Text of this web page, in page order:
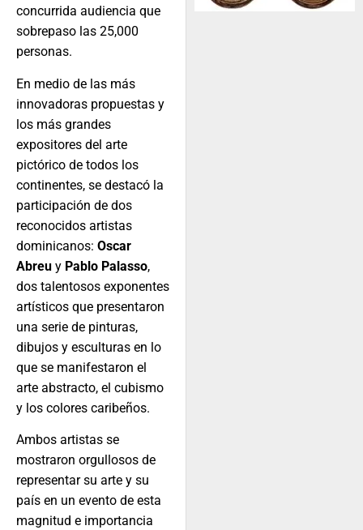
concurrida audiencia que
sobrepaso las 25,000
personas.
En medio de las más
innovadoras propuestas y
los más grandes
expositores del arte
pictórico de todos los
continentes, se destacó la
participación de dos
reconocidos artistas
dominicanos: Oscar
Abreu y Pablo Palasso,
dos talentosos exponentes
artísticos que presentaron
una serie de pinturas,
dibujos y esculturas en lo
que se manifestaron el
arte abstracto, el cubismo
y los colores caribeños.
Ambos artistas se
mostraron orgullosos de
representar su arte y su
país en un evento de esta
magnitud e importancia